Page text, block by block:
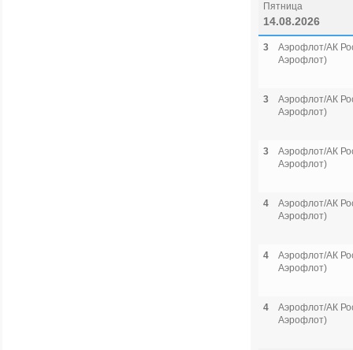
Пятница
14.08.2026
3
Аэрофлот/АК
Аэрофлот)
3
Аэрофлот/АК
Аэрофлот)
3
Аэрофлот/АК
Аэрофлот)
4
Аэрофлот/АК
Аэрофлот)
4
Аэрофлот/АК
Аэрофлот)
4
Аэрофлот/АК
Аэрофлот)